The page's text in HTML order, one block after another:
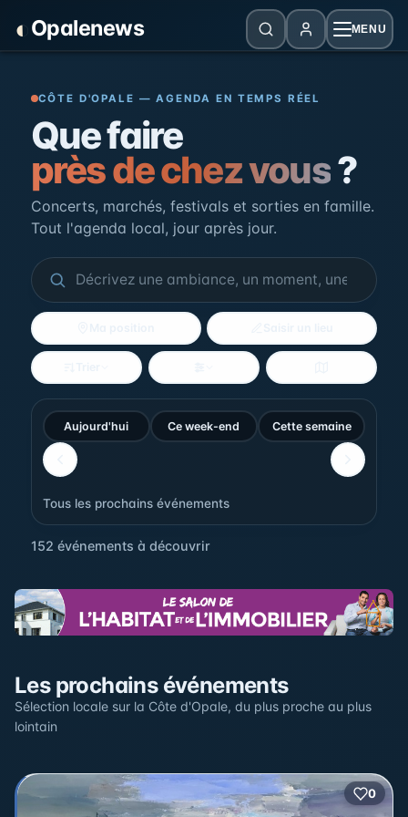
◐ Opalenews MENU
Opalenews — Événements de la
CÔTE D'OPALE — AGENDA EN TEMPS RÉEL
Que faire
près de chez vous?
Concerts, marchés, festivals et sorties en famille.
Tout l'agenda local, jour après jour.
Voir la carte
Aujourd'hui Ce week-end Cette semaine
Tous les prochains événements
152 événements à découvrir
Cliquez sur un pin pour voir l'événement — les lieux qui
en accueillent plusieurs sont regroupés.
2
12
2 3
17
22
2
+
−
Les prochains événements
Sélection locale sur la Côte d'Opale, du plus proche au plus
lointain
0